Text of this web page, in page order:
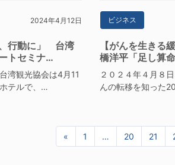
2024年4月12日
、行動に」 台湾
トセミナ…
湾観光協会は4月11
テルで、…
ビジネス
【がんを生きる
橋洋平「足し算
２０２４年４月８
んの転移を知った
« 前へ1 … 20 21